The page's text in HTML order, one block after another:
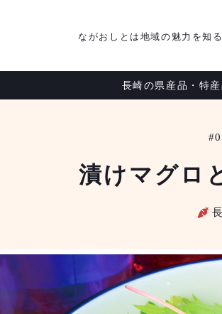
ながおしとは 地域の魅力を知る
長崎の県産品・特
漬けマグロ